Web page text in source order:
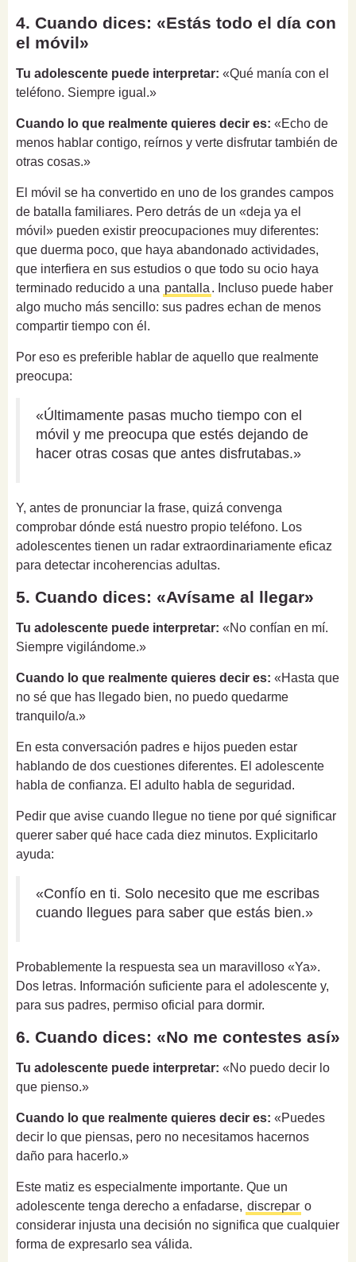
4. Cuando dices: «Estás todo el día con
el móvil»
Tu adolescente puede interpretar: «Qué manía con el
teléfono. Siempre igual.»
Cuando lo que realmente quieres decir es: «Echo de
menos hablar contigo, reírnos y verte disfrutar también de
otras cosas.»
El móvil se ha convertido en uno de los grandes campos
de batalla familiares. Pero detrás de un «deja ya el
móvil» pueden existir preocupaciones muy diferentes:
que duerma poco, que haya abandonado actividades,
que interfiera en sus estudios o que todo su ocio haya
terminado reducido a una pantalla . Incluso puede haber
algo mucho más sencillo: sus padres echan de menos
compartir tiempo con él.
Por eso es preferible hablar de aquello que realmente
preocupa:
«Últimamente pasas mucho tiempo con el
móvil y me preocupa que estés dejando de
hacer otras cosas que antes disfrutabas.»
Y, antes de pronunciar la frase, quizá convenga
comprobar dónde está nuestro propio teléfono. Los
adolescentes tienen un radar extraordinariamente eficaz
para detectar incoherencias adultas.
5. Cuando dices: «Avísame al llegar»
Tu adolescente puede interpretar: «No confían en mí.
Siempre vigilándome.»
Cuando lo que realmente quieres decir es: «Hasta que
no sé que has llegado bien, no puedo quedarme
tranquilo/a.»
En esta conversación padres e hijos pueden estar
hablando de dos cuestiones diferentes. El adolescente
habla de confianza. El adulto habla de seguridad.
Pedir que avise cuando llegue no tiene por qué significar
querer saber qué hace cada diez minutos. Explicitarlo
ayuda:
«Confío en ti. Solo necesito que me escribas
cuando llegues para saber que estás bien.»
Probablemente la respuesta sea un maravilloso «Ya».
Dos letras. Información suficiente para el adolescente y,
para sus padres, permiso oficial para dormir.
6. Cuando dices: «No me contestes así»
Tu adolescente puede interpretar: «No puedo decir lo
que pienso.»
Cuando lo que realmente quieres decir es: «Puedes
decir lo que piensas, pero no necesitamos hacernos
daño para hacerlo.»
Este matiz es especialmente importante. Que un
adolescente tenga derecho a enfadarse, discrepar o
considerar injusta una decisión no significa que cualquier
forma de expresarlo sea válida.